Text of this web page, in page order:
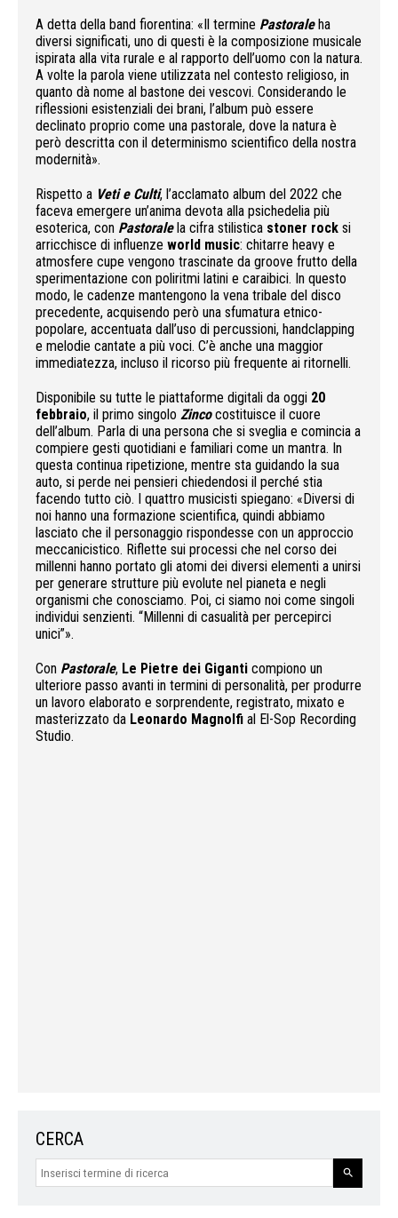
A detta della band fiorentina: «Il termine Pastoraleha
diversi significati, uno di questi è la composizione musicale
ispirata alla vita rurale e al rapporto dell’uomo con la natura.
A volte la parola viene utilizzata nel contesto religioso, in
quanto dà nome al bastone dei vescovi. Considerando le
riflessioni esistenziali dei brani, l’album può essere
declinato proprio come una pastorale, dove la natura è
però descritta con il determinismo scientifico della nostra
modernità».
Rispetto a Veti e Culti, l’acclamato album del 2022 che
faceva emergere un’anima devota alla psichedelia più
esoterica, con Pastoralela cifra stilistica stoner rock si
arricchisce di influenze world music: chitarre heavy e
atmosfere cupe vengono trascinate da groove frutto della
sperimentazione con poliritmi latini e caraibici. In questo
modo, le cadenze mantengono la vena tribale del disco
precedente, acquisendo però una sfumatura etnico-
popolare, accentuata dall’uso di percussioni, handclapping
e melodie cantate a più voci. C’è anche una maggior
immediatezza, incluso il ricorso più frequente ai ritornelli.
Disponibile su tutte le piattaforme digitali da oggi 20
febbraio, il primo singolo Zincocostituisce il cuore
dell’album. Parla di una persona che si sveglia e comincia a
compiere gesti quotidiani e familiari come un mantra. In
questa continua ripetizione, mentre sta guidando la sua
auto, si perde nei pensieri chiedendosi il perché stia
facendo tutto ciò. I quattro musicisti spiegano: «Diversi di
noi hanno una formazione scientifica, quindi abbiamo
lasciato che il personaggio rispondesse con un approccio
meccanicistico. Riflette sui processi che nel corso dei
millenni hanno portato gli atomi dei diversi elementi a unirsi
per generare strutture più evolute nel pianeta e negli
organismi che conosciamo. Poi, ci siamo noi come singoli
individui senzienti. “Millenni di casualità per percepirci
unici”».
Con Pastorale, Le Pietre dei Giganti compiono un
ulteriore passo avanti in termini di personalità, per produrre
un lavoro elaborato e sorprendente, registrato, mixato e
masterizzato da Leonardo Magnolfi al El-Sop Recording
Studio.
CERCA